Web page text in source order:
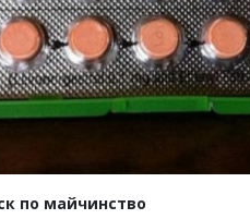
по майчинство